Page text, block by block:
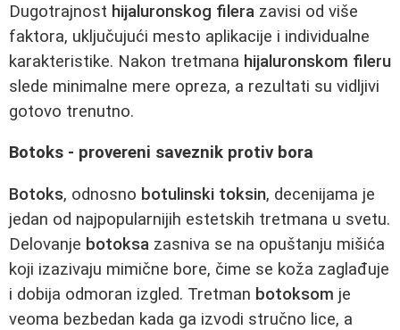
Dugotrajnost hijaluronskog filera zavisi od više
faktora, uključujući mesto aplikacije i individualne
karakteristike. Nakon tretmana hijaluronskom fileru
slede minimalne mere opreza, a rezultati su vidljivi
gotovo trenutno.
Botoks - provereni saveznik protiv bora
Botoks, odnosno botulinski toksin, decenijama je
jedan od najpopularnijih estetskih tretmana u svetu.
Delovanje botoksa zasniva se na opuštanju mišića
koji izazivaju mimične bore, čime se koža zaglađuje
i dobija odmoran izgled. Tretman botoksom je
veoma bezbedan kada ga izvodi stručno lice, a